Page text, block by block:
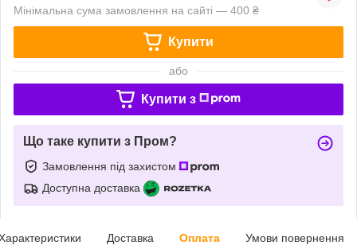
Мінімальна сума замовлення на сайті — 400 ₴
Купити
або
Купити з
Що таке купити з Пром?
Замовлення під захистом
Доступна доставка
Доставка Оплата Умови повернення